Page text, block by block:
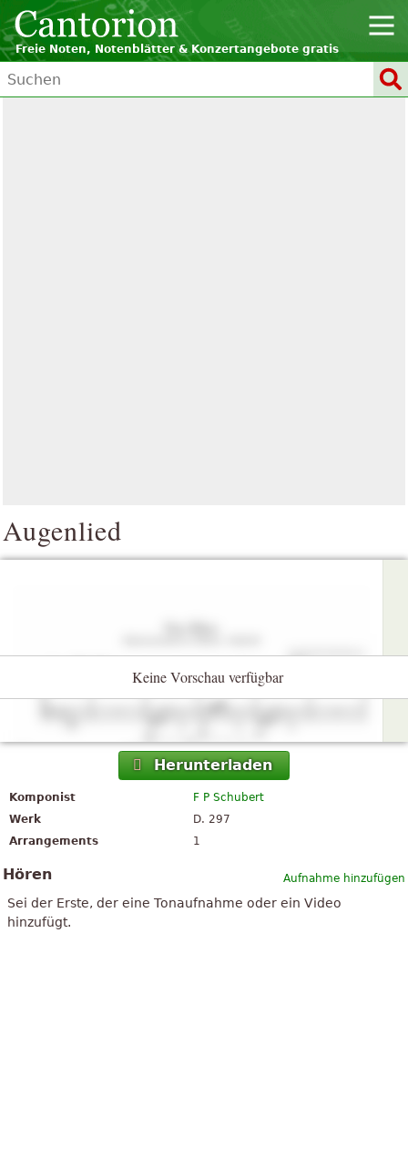
Freie Noten, Notenblätter & Konzertangebote gratis
Augenlied
Keine Vorschau verfügbar
Herunterladen
Komponist
F P Schubert
Werk
D. 297
Arrangements
1
Aufnahme hinzufügen
Hören
Sei der Erste, der eine Tonaufnahme oder ein Video
hinzufügt.